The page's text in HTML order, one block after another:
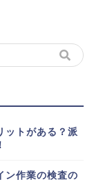
ットがある？派
ン作業の検査の